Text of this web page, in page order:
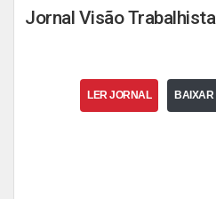
Jornal Visão Trabalhista
LER JORNAL BAIXAR